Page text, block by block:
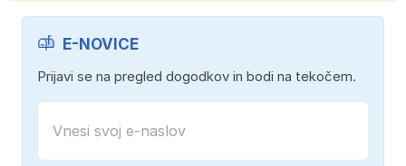
E-NOVICE
Prijavi se na pregled dogodkov in bodi na tekočem.